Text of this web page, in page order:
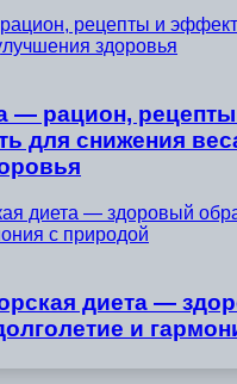
рецепты и
здоровья
— рацион,
для снижения
диета — здоровый
с природой
диета —
и